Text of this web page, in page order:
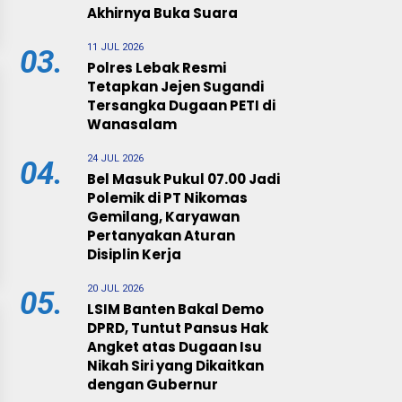
Akhirnya Buka Suara
03. 11 JUL 2026
Polres Lebak Resmi
Tetapkan Jejen Sugandi
Tersangka Dugaan PETI di
Wanasalam
04. 24 JUL 2026
Bel Masuk Pukul 07.00 Jadi
Polemik di PT Nikomas
Gemilang, Karyawan
Pertanyakan Aturan
Disiplin Kerja
05. 20 JUL 2026
LSIM Banten Bakal Demo
DPRD, Tuntut Pansus Hak
Angket atas Dugaan Isu
Nikah Siri yang Dikaitkan
dengan Gubernur